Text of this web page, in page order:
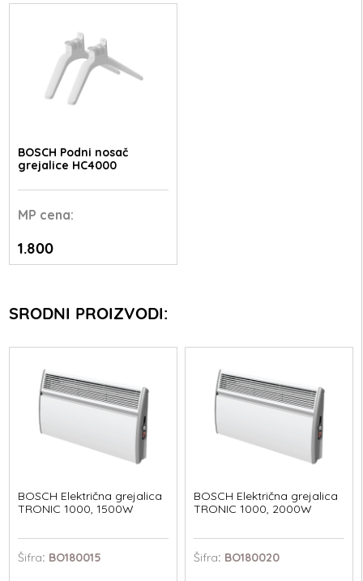
BOSCH Podni nosač
grejalice HC4000
MP cena:
1.800
SRODNI PROIZVODI:
BOSCH Električna grejalica
TRONIC 1000, 1500W
Šifra: BO180015
BOSCH Električna grejalica
TRONIC 1000, 2000W
Šifra: BO180020